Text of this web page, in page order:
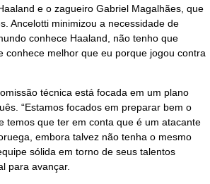
e o zagueiro Gabriel Magalhães, que
Ancelotti minimizou a necessidade de
conhece Haaland, não tenho que
melhor que eu porque jogou contra
técnica está focada em um plano
“Estamos focados em preparar bem o
temos que ter em conta que é um atacante
embora talvez não tenha o mesmo
sólida em torno de seus talentos
para avançar.